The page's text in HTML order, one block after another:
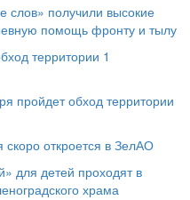
получили высокие
помощь фронту и тылу
территории 1
пройдет обход территории
откроется в ЗелАО
для детей проходят в
храма